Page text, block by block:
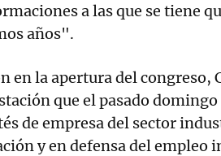
a las que se tiene
años".
en la apertura del congreso,
que el pasado domingo
de empresa del sector
y en defensa del empleo